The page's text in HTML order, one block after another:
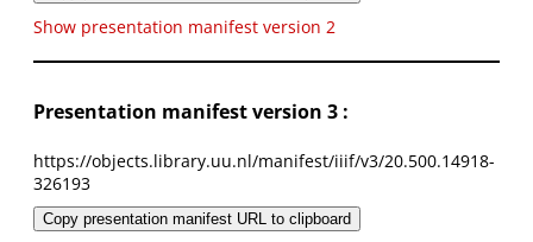
Show presentation manifest version 2
Presentation manifest version 3 :
https://objects.library.uu.nl/manifest/iiif/v3/20.500.14918-
326193
Copy presentation manifest URL to clipboard